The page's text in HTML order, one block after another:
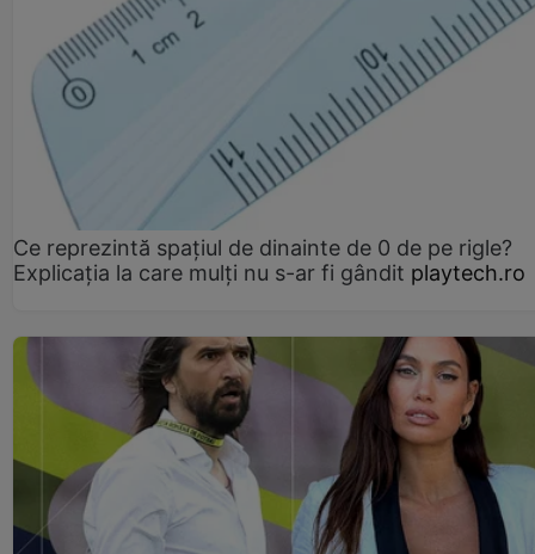
Ce reprezintă spaţiul de dinainte de 0 de pe rigle?
Explicaţia la care mulţi nu s-ar fi gândit playtech.ro